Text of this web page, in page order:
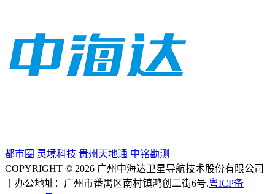
都市圈 灵境科技 贵州天地通 中铭勘测
COPYRIGHT © 2026 广州中海达卫星导航技术股份有限公司
丨办公地址：广州市番禺区南村镇鸿创二街6号.粤ICP备